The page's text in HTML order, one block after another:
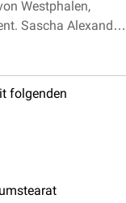
Westphalen,
Sascha Alexander
folgenden